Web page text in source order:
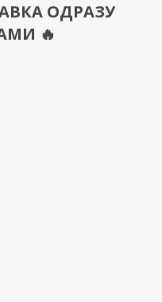
ОДРАЗУ
🔥